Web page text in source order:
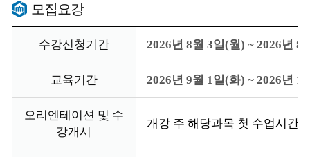
모집요강
수강신청기간 2026년 8월 3일(월) ~ 2026년 8
교육기간 2026년 9월 1일(화) ~ 2026년
오리엔테이션 및 수
강개시
개강 주 해당과목 첫 수업시간